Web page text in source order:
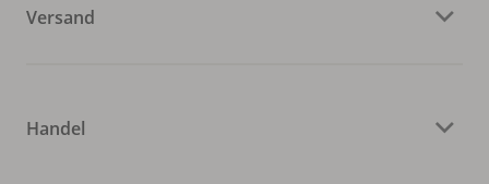
Versand
Handel